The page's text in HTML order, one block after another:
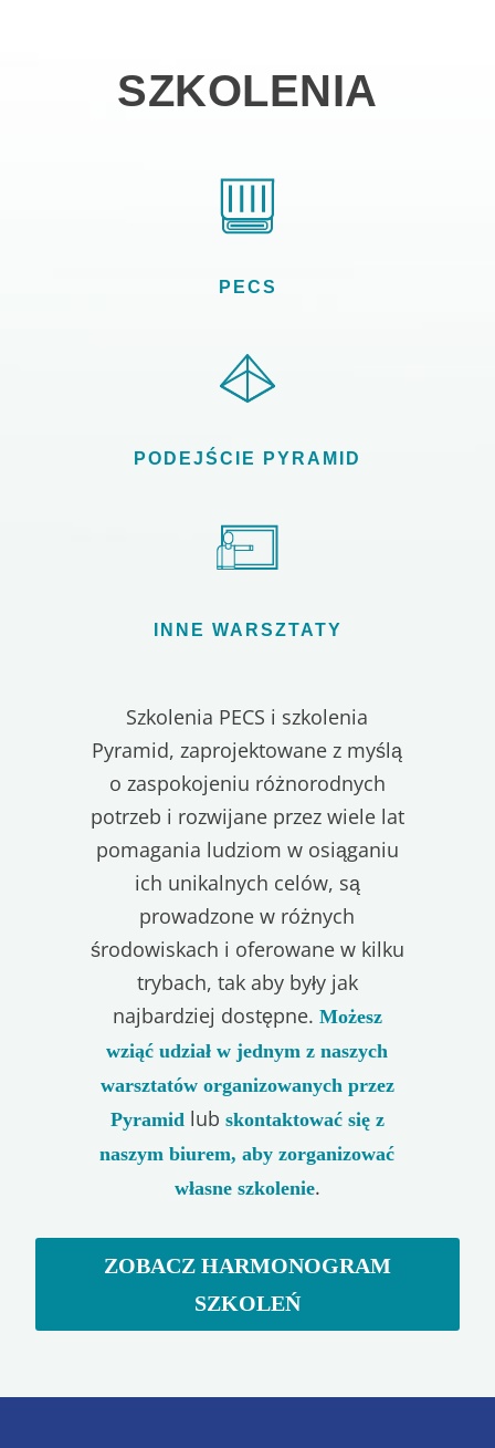
SZKOLENIA
PECS
PODEJŚCIE PYRAMID
INNE WARSZTATY
Szkolenia PECS i szkolenia
Pyramid, zaprojektowane z myślą
o zaspokojeniu różnorodnych
potrzeb i rozwijane przez wiele lat
pomagania ludziom w osiąganiu
ich unikalnych celów, są
prowadzone w różnych
środowiskach i oferowane w kilku
trybach, tak aby były jak
najbardziej dostępne. Możesz
wziąć udział w jednym z naszych
warsztatów organizowanych przez
Pyramidlub skontaktować się z
naszym biurem, aby zorganizować
własne szkolenie.
ZOBACZ HARMONOGRAM
SZKOLEŃ